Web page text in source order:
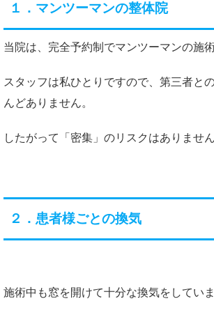
１．マンツーマンの整体院
当院は、完全予約制でマンツーマンの施
スタッフは私ひとりですので、第三者と
んどありません。
したがって「密集」のリスクはありません
２．患者様ごとの換気
施術中も窓を開けて十分な換気をしていま